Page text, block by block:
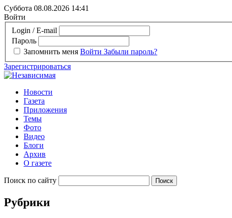
Суббота 08.08.2026 14:41
Войти
Login / E-mail
Пароль
Запомнить меня Войти Забыли пароль?
Зарегистрироваться
Новости
Газета
Приложения
Темы
Фото
Видео
Блоги
Архив
О газете
Поиск по сайту
Рубрики